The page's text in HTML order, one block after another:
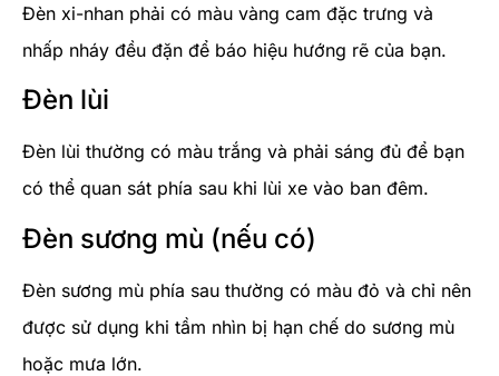
Đèn xi-nhan phải có màu vàng cam đặc trưng và
nhấp nháy đều đặn để báo hiệu hướng rẽ của bạn.
Đèn lùi
Đèn lùi thường có màu trắng và phải sáng đủ để bạn
có thể quan sát phía sau khi lùi xe vào ban đêm.
Đèn sương mù (nếu có)
Đèn sương mù phía sau thường có màu đỏ và chỉ nên
được sử dụng khi tầm nhìn bị hạn chế do sương mù
hoặc mưa lớn.